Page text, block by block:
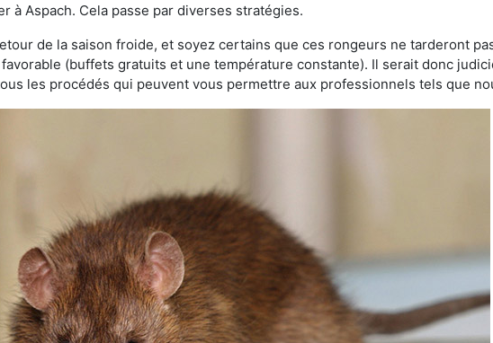
à Aspach. Cela passe par diverses stratégies.
de la saison froide, et soyez certains que ces rongeurs ne tarderont
(buffets gratuits et une température constante). Il serait donc
les procédés qui peuvent vous permettre aux professionnels tels que